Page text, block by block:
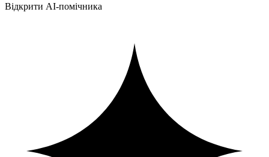
Відкрити AI-помічника